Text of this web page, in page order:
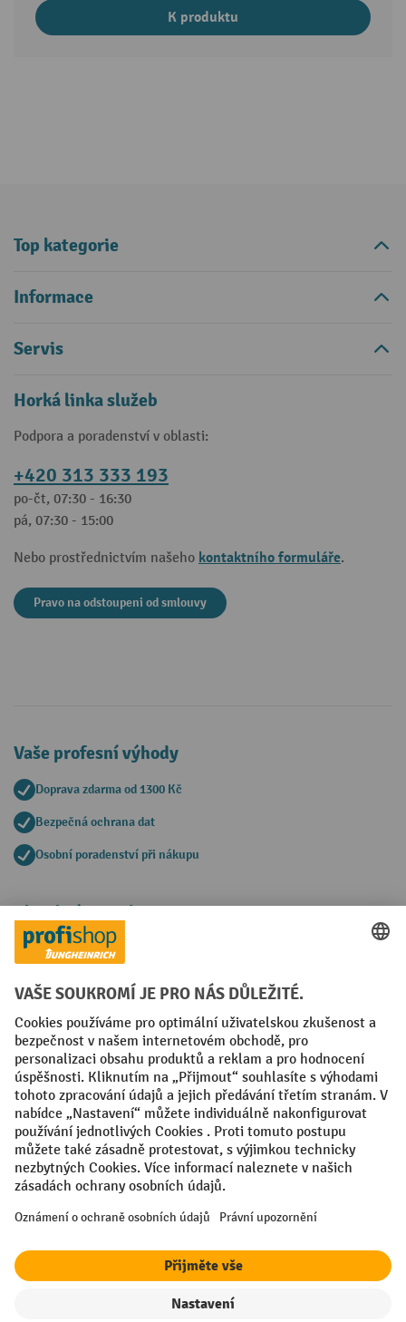
K produktu
Top kategorie
Informace
Servis
Horká linka služeb
Podpora a poradenství v oblasti:
+420 313 333 193
po-čt, 07:30 - 16:30
pá, 07:30 - 15:00
Nebo prostřednictvím našeho kontaktního formuláře.
Pravo na odstoupeni od smlouvy
Vaše profesní výhody
Doprava zdarma od 1300 Kč
Bezpečná ochrana dat
Osobní poradenství při nákupu
Platební metody
Faktura
Sociální sítě
Facebook
YouTube
LinkedIn
VODP Otisk
Prohlášení o ochraně osobních údajů
Nastavení ochrany osobních údajů
All prices excl. VAT plus shipping costs and possible delivery charges,
if not stated otherwise.